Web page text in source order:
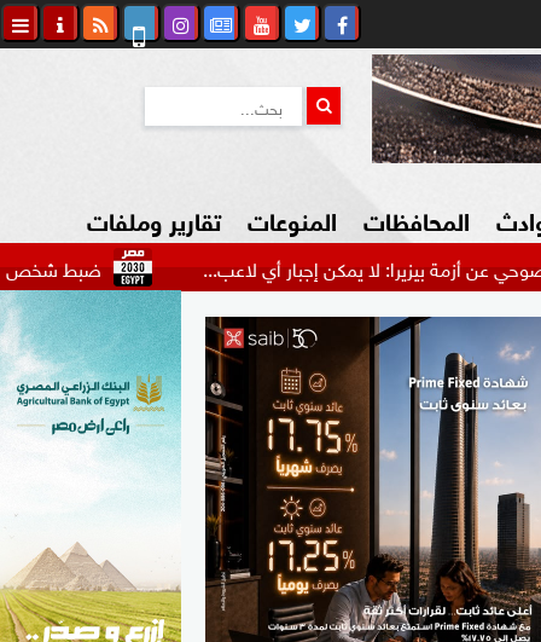
المواطن
المحافظات المنوعات
السياحة في مصر
التكنولوجيا
المرأة والأسرة
السيارات
الطب والصحة
مواهب مصر
تقارير وملفات
ضبط شخص انتحل صفة لا يمكن إجبار أي لاعب...